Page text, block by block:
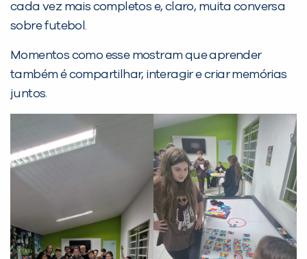
cada vez mais completos e, claro, muita conversa
sobre futebol.
Momentos como esse mostram que aprender
também é compartilhar, interagir e criar memórias
juntos.
inFlux nesta cidade ou bairro que
você digitou.